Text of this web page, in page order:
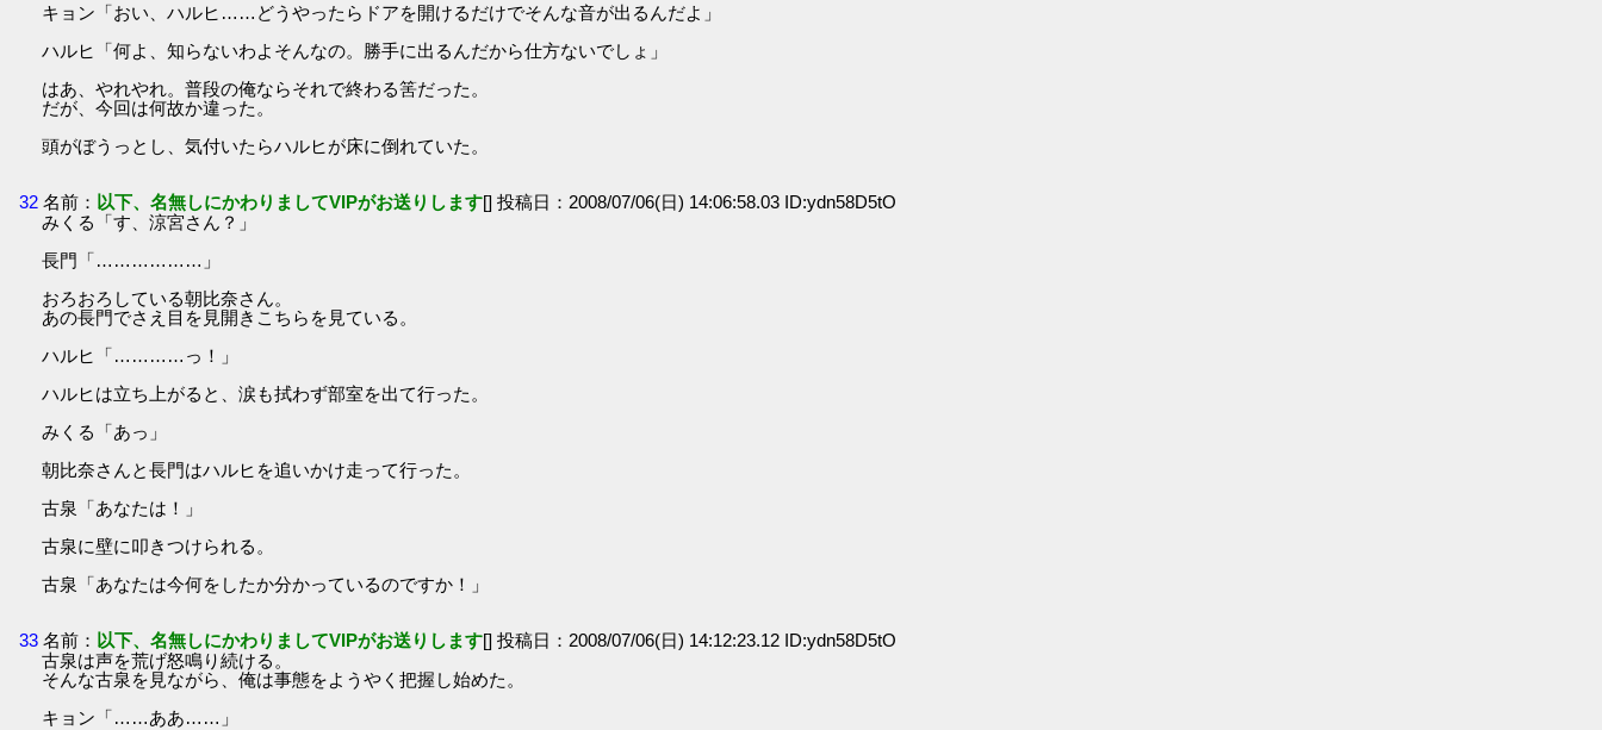
キョン「おい、ハルヒ……どうやったらドアを開けるだけでそんな音が出るんだよ」
ハルヒ「何よ、知らないわよそんなの。勝手に出るんだから仕方ないでしょ」
はあ、やれやれ。普段の俺ならそれで終わる筈だった。
だが、今回は何故か違った。
頭がぼうっとし、気付いたらハルヒが床に倒れていた。
32 名前： 以下、名無しにかわりましてVIPがお送りします[] 投稿日：2008/07/06(日) 14:06:58.03 ID:ydn58D5tO
みくる「す、涼宮さん？」
長門「………………」
おろおろしている朝比奈さん。
あの長門でさえ目を見開きこちらを見ている。
ハルヒ「…………っ！」
ハルヒは立ち上がると、涙も拭わず部室を出て行った。
みくる「あっ」
朝比奈さんと長門はハルヒを追いかけ走って行った。
古泉「あなたは！」
古泉に壁に叩きつけられる。
古泉「あなたは今何をしたか分かっているのですか！」
33 名前： 以下、名無しにかわりましてVIPがお送りします[] 投稿日：2008/07/06(日) 14:12:23.12 ID:ydn58D5tO
古泉は声を荒げ怒鳴り続ける。
そんな古泉を見ながら、俺は事態をようやく把握し始めた。
キョン「……ああ……」